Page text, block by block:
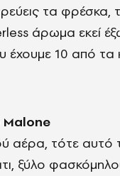
τα φρέσκα,
άρωμα εκεί
έχουμε 10 από
τότε αυτό
ξύλο